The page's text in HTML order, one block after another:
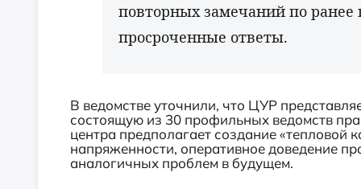
повторных замечаний по
просроченные ответы.
В ведомстве уточнили, что ЦУР
состоящую из 30 профильных ведомств
центра предполагает создание «тепловой
напряженности, оперативное доведение
аналогичных проблем в будущем.